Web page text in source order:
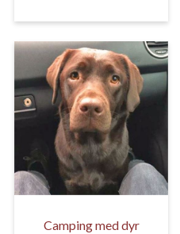
Camping med dyr